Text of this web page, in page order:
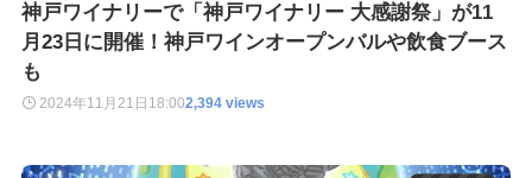
神戸ワイナリーで「神戸ワイナリー 大感謝祭」が11
月23日に開催！神戸ワインオープンバルや飲食ブース
も
2024年11月21日 18:002,394 views